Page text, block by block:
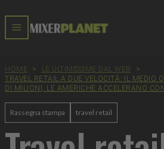
HOME > LE ULTIMISSIME DAL WEB
>
TRAVEL RETAIL A DUE VELOCITÀ: IL MEDIO
DI MILIONI, LE AMERICHE ACCELERANO
Rassegna stampa travel retail